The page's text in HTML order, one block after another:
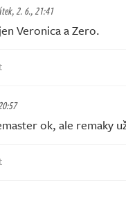
2. 6., 21:41
Veronica a Zero.
ok, ale remaky